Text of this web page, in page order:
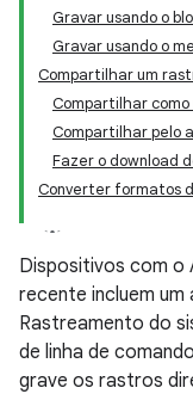
Gravar usando o
Gravar usando o
Compartilhar um
Compartilhar como
Compartilhar pelo
Fazer o download
Converter formatos
Dispositivos com o
recente incluem um
Rastreamento do
de linha de comando
grave os rastros